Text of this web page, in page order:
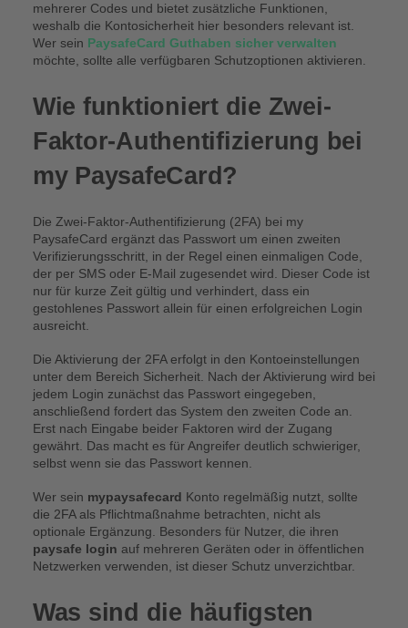
mehrerer Codes und bietet zusätzliche Funktionen,
weshalb die Kontosicherheit hier besonders relevant ist.
Wer sein PaysafeCard Guthaben sicher verwalten
möchte, sollte alle verfügbaren Schutzoptionen aktivieren.
Wie funktioniert die Zwei-
Faktor-Authentifizierung bei
my PaysafeCard?
Die Zwei-Faktor-Authentifizierung (2FA) bei my
PaysafeCard ergänzt das Passwort um einen zweiten
Verifizierungsschritt, in der Regel einen einmaligen Code,
der per SMS oder E-Mail zugesendet wird. Dieser Code ist
nur für kurze Zeit gültig und verhindert, dass ein
gestohlenes Passwort allein für einen erfolgreichen Login
ausreicht.
Die Aktivierung der 2FA erfolgt in den Kontoeinstellungen
unter dem Bereich Sicherheit. Nach der Aktivierung wird bei
jedem Login zunächst das Passwort eingegeben,
anschließend fordert das System den zweiten Code an.
Erst nach Eingabe beider Faktoren wird der Zugang
gewährt. Das macht es für Angreifer deutlich schwieriger,
selbst wenn sie das Passwort kennen.
Wer sein mypaysafecard Konto regelmäßig nutzt, sollte
die 2FA als Pflichtmaßnahme betrachten, nicht als
optionale Ergänzung. Besonders für Nutzer, die ihren
paysafe login auf mehreren Geräten oder in öffentlichen
Netzwerken verwenden, ist dieser Schutz unverzichtbar.
Was sind die häufigsten